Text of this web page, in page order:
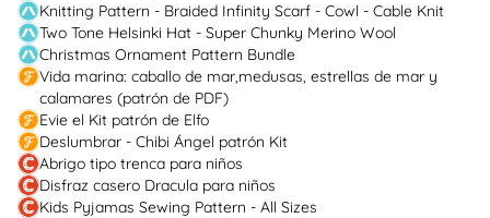
Knitting Pattern - Braided Infinity Scarf - Cowl - Cable Knit
Two Tone Helsinki Hat - Super Chunky Merino Wool
Christmas Ornament Pattern Bundle
Vida marina: caballo de mar,medusas, estrellas de mar y
calamares (patrón de PDF)
Evie el Kit patrón de Elfo
Deslumbrar - Chibi Ángel patrón Kit
Abrigo tipo trenca para niños
Disfraz casero Dracula para niños
Kids Pyjamas Sewing Pattern - All Sizes